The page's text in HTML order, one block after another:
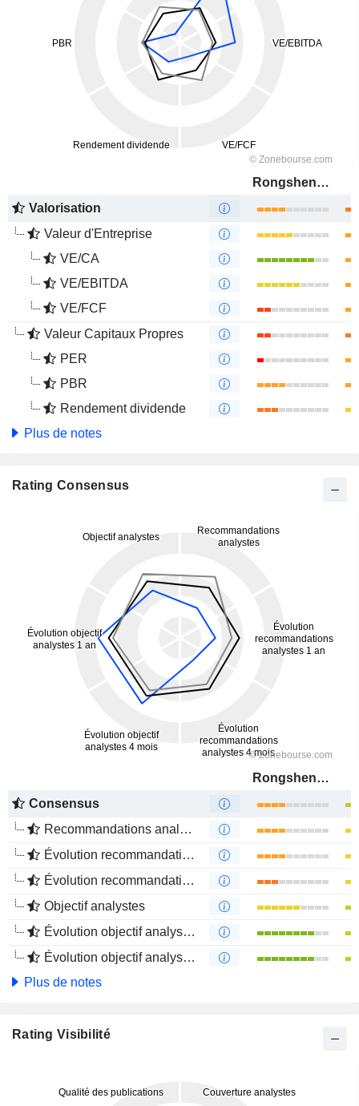
Rongsheng Petrochemical Co., Ltd.
Valorisation
Valeur d'Entreprise
VE/CA
VE/EBITDA
VE/FCF
Valeur Capitaux Propres
PER
PBR
Rendement dividende
Plus de notes
Rating Consensus
Rongsheng Petrochemical Co., Ltd.
Consensus
Recommandations analystes
Évolution recommandations analystes 1 an
Évolution recommandations analystes 4 mois
Objectif analystes
Évolution objectif analystes 1 an
Évolution objectif analystes 4 mois
Plus de notes
Rating Visibilité